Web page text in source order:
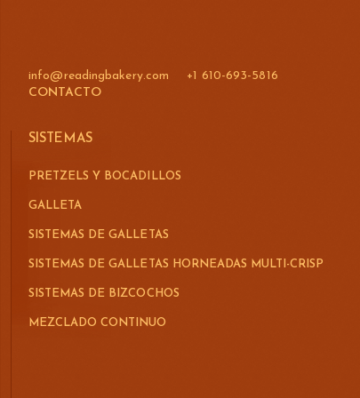
info@readingbakery.com
+1 610-693-5816
CONTACTO
SISTEMAS
PRETZELS Y BOCADILLOS
GALLETA
SISTEMAS DE GALLETAS
SISTEMAS DE GALLETAS HORNEADAS MULTI-CRISP
SISTEMAS DE BIZCOCHOS
MEZCLADO CONTINUO